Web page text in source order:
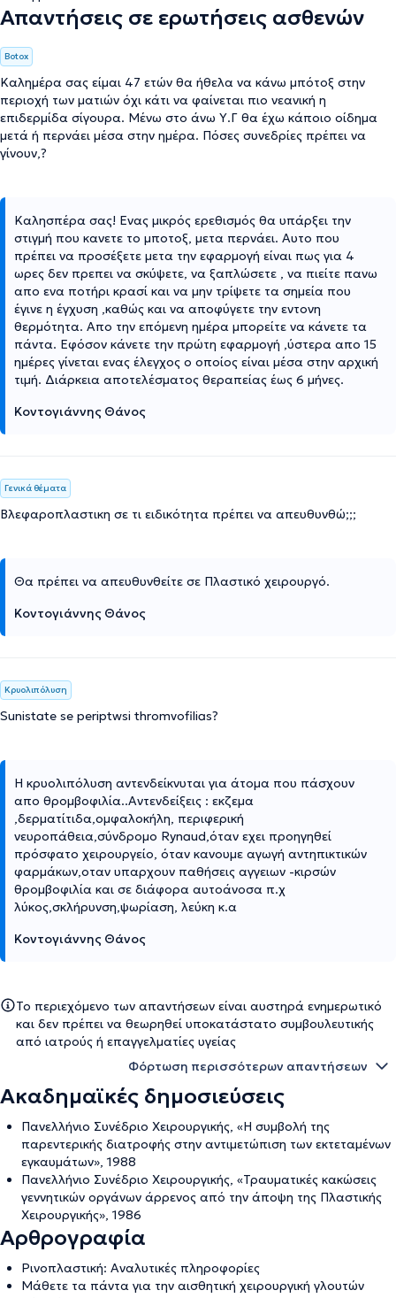
Απαντήσεις σε ερωτήσεις ασθενών
Botox
Καλημέρα σας είμαι 47 ετών θα ήθελα να κάνω μπότοξ στην
περιοχή των ματιών όχι κάτι να φαίνεται πιο νεανική η
επιδερμίδα σίγουρα. Μένω στο άνω Υ.Γ θα έχω κάποιο οίδημα
μετά ή περνάει μέσα στην ημέρα. Πόσες συνεδρίες πρέπει να
γίνουν,?
Καλησπέρα σας! Ενας μικρός ερεθισμός θα υπάρξει την
στιγμή που κανετε το μποτοξ, μετα περνάει. Αυτο που
πρέπει να προσέξετε μετα την εφαρμογή είναι πως για 4
ωρες δεν πρεπει να σκύψετε, να ξαπλώσετε , να πιείτε πανω
απο ενα ποτήρι κρασί και να μην τρίψετε τα σημεία που
έγινε η έγχυση ,καθώς και να αποφύγετε την εντονη
θερμότητα. Απο την επόμενη ημέρα μπορείτε να κάνετε τα
πάντα. Εφόσον κάνετε την πρώτη εφαρμογή ,ύστερα απο 15
ημέρες γίνεται ενας έλεγχος ο οποίος είναι μέσα στην αρχική
τιμή. Διάρκεια αποτελέσματος θεραπείας έως 6 μήνες.
Κοντογιάννης Θάνος
Γενικά θέματα
Βλεφαροπλαστικη σε τι ειδικότητα πρέπει να απευθυνθώ;;;
Θα πρέπει να απευθυνθείτε σε Πλαστικό χειρουργό.
Κοντογιάννης Θάνος
Κρυολιπόλυση
Sunistate se periptwsi thromvofilias?
Η κρυολιπόλυση αντενδείκνυται για άτομα που πάσχουν
απο θρομβοφιλία..Αντενδείξεις : εκζεμα
,δερματίτιδα,ομφαλοκήλη, περιφερική
νευροπάθεια,σύνδρομο Rynaud,όταν εχει προηγηθεί
πρόσφατο χειρουργείο, όταν κανουμε αγωγή αντηπικτικών
φαρμάκων,οταν υπαρχουν παθήσεις αγγειων -κιρσών
θρομβοφιλία και σε διάφορα αυτοάνοσα π.χ
λύκος,σκλήρυνση,ψωρίαση, λεύκη κ.α
Κοντογιάννης Θάνος
Το περιεχόμενο των απαντήσεων είναι αυστηρά ενημερωτικό
και δεν πρέπει να θεωρηθεί υποκατάστατο συμβουλευτικής
από ιατρούς ή επαγγελματίες υγείας
Φόρτωση περισσότερων απαντήσεων
Ακαδημαϊκές δημοσιεύσεις
Πανελλήνιο Συνέδριο Χειρουργικής, «Η συμβολή της
παρεντερικής διατροφής στην αντιμετώπιση των εκτεταμένων
εγκαυμάτων», 1988
Πανελλήνιο Συνέδριο Χειρουργικής, «Τραυματικές κακώσεις
γεννητικών οργάνων άρρενος από την άποψη της Πλαστικής
Χειρουργικής», 1986
Αρθρογραφία
Ρινοπλαστική: Αναλυτικές πληροφορίες
Μάθετε τα πάντα για την αισθητική χειρουργική γλουτών